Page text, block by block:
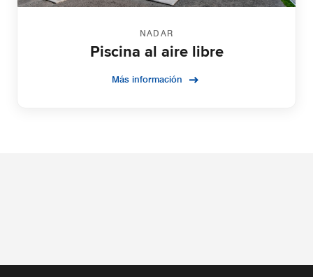
NADAR
Piscina al aire libre
Más información